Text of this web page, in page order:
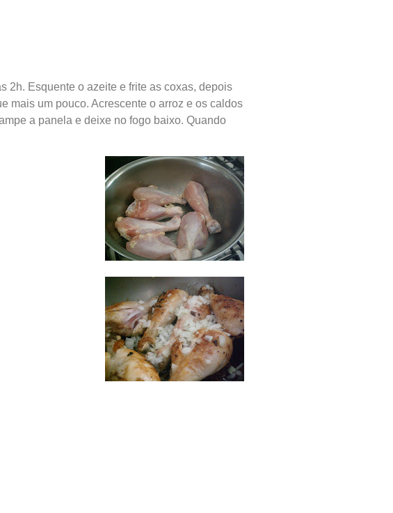
2h. Esquente o azeite e frite as coxas, depois
mais um pouco. Acrescente o arroz e os caldos
a panela e deixe no fogo baixo. Quando